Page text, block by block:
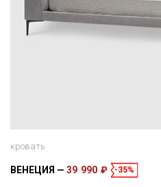
кровать
ВЕНЕЦИЯ 39 990 ₽ -35%